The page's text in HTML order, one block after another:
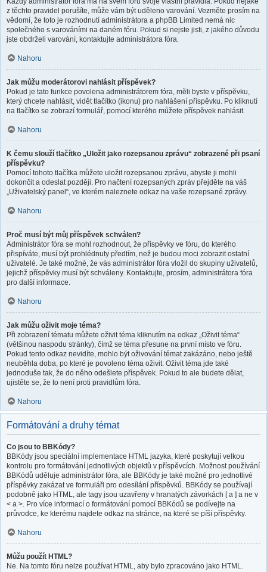
z těchto pravidel porušíte, může vám být uděleno varování. Vezměte prosím na
vědomí, že toto je rozhodnutí administrátora a phpBB Limited nemá nic
společného s varováními na daném fóru. Pokud si nejste jisti, z jakého důvodu
jste obdrželi varování, kontaktujte administrátora fóra.
Nahoru
Jak můžu moderátorovi nahlásit příspěvek?
Pokud je tato funkce povolena administrátorem fóra, měli byste v příspěvku,
který chcete nahlásit, vidět tlačítko (ikonu) pro nahlášení příspěvku. Po kliknutí
na tlačítko se zobrazí formulář, pomocí kterého můžete příspěvek nahlásit.
Nahoru
K čemu slouží tlačítko „Uložit jako rozepsanou zprávu“ zobrazené při psaní
příspěvku?
Pomocí tohoto tlačítka můžete uložit rozepsanou zprávu, abyste ji mohli
dokončit a odeslat později. Pro načtení rozepsaných zpráv přejděte na váš
„Uživatelský panel“, ve kterém naleznete odkaz na vaše rozepsané zprávy.
Nahoru
Proč musí být můj příspěvek schválen?
Administrátor fóra se mohl rozhodnout, že příspěvky ve fóru, do kterého
přispíváte, musí být prohlédnuty předtím, než je budou moci zobrazit ostatní
uživatelé. Je také možné, že vás administrátor fóra vložil do skupiny uživatelů,
jejichž příspěvky musí být schváleny. Kontaktujte, prosím, administrátora fóra
pro další informace.
Nahoru
Jak můžu oživit moje téma?
Při zobrazení tématu můžete oživit téma kliknutím na odkaz „Oživit téma“
(většinou naspodu stránky), čímž se téma přesune na první místo ve fóru.
Pokud tento odkaz nevidíte, mohlo být oživování témat zakázáno, nebo ještě
neuběhla doba, po které je povoleno téma oživit. Oživit téma jde také
jednoduše tak, že do něho odešlete příspěvek. Pokud to ale budete dělat,
ujistěte se, že to není proti pravidlům fóra.
Nahoru
Formátování a druhy témat
Co jsou to BBKódy?
BBKódy jsou speciální implementace HTML jazyka, které poskytují velkou
kontrolu pro formátování jednotlivých objektů v příspěvcích. Možnost používání
BBKódů uděluje administrátor fóra, ale BBKódy je také možné pro jednotlivé
příspěvky zakázat ve formuláři pro odesílání příspěvků. BBKódy se používají
podobně jako HTML, ale tagy jsou uzavřeny v hranatých závorkách [ a ] a ne v
< a >. Pro více informací o formátování pomocí BBKódů se podívejte na
průvodce, ke kterému najdete odkaz na stránce, na které se píší příspěvky.
Nahoru
Můžu použít HTML?
Ne. Na tomto fóru nelze používat HTML, aby bylo zpracováno jako HTML.